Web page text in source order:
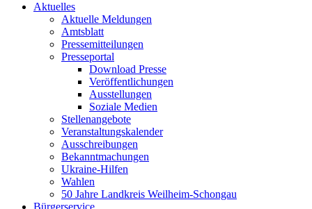
Aktuelles
Aktuelle Meldungen
Amtsblatt
Pressemitteilungen
Presseportal
Download Presse
Veröffentlichungen
Ausstellungen
Soziale Medien
Stellenangebote
Veranstaltungskalender
Ausschreibungen
Bekanntmachungen
Ukraine-Hilfen
Wahlen
50 Jahre Landkreis Weilheim-Schongau